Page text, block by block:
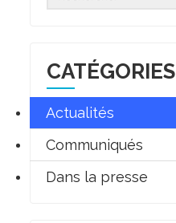
CATÉGORIES
Actualités
Communiqués
Dans la presse